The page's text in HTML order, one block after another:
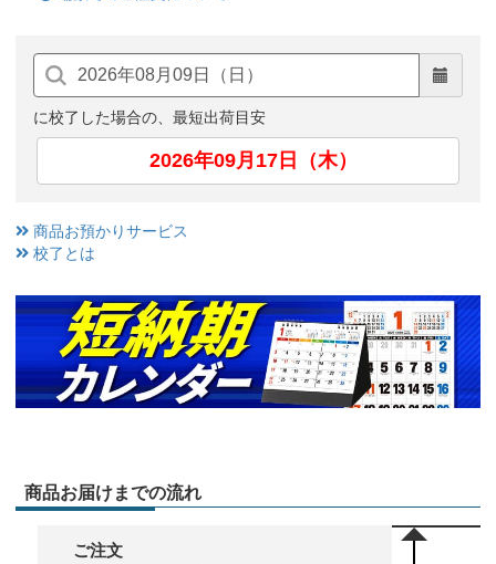
に校了した場合の、最短出荷目安
2026年09月17日（木）
商品お預かりサービス
校了とは
商品お届けまでの流れ
ご注文